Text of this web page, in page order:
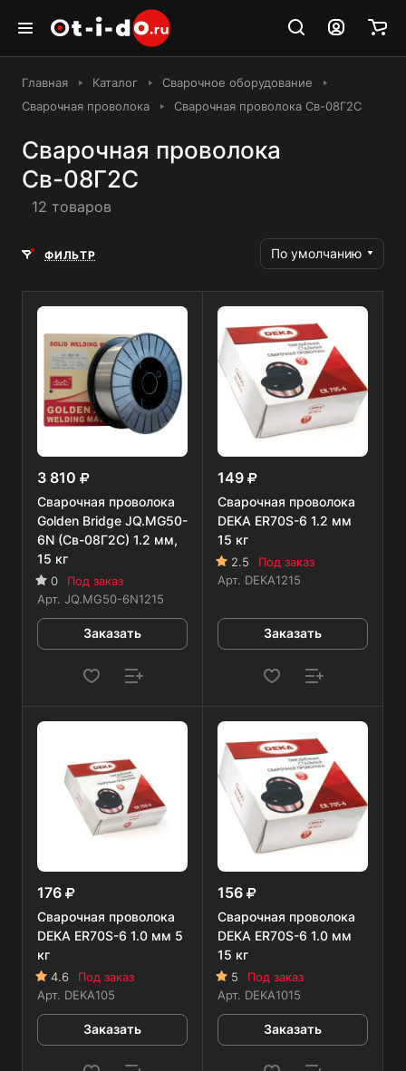
Главная Каталог
Сварочное оборудование
Сварочная проволока
Сварочная проволока Св-08Г2С
Сварочная проволока
Св-08Г2С
12 товаров
ФИЛЬТР По умолчанию
3 810
Сварочная проволока
Golden Bridge JQ.MG50-
6N (Св-08Г2С) 1.2 мм,
15 кг
0
Под заказ
Арт. JQ.MG50-6N1215
Заказать
149
Сварочная проволока
DEKA ER70S-6 1.2 мм
15 кг
2.5
Под заказ
Арт. DEKA1215
Заказать
176
Сварочная проволока
DEKA ER70S-6 1.0 мм 5
кг
4.6
Под заказ
Арт. DEKA105
Заказать
156
Сварочная проволока
DEKA ER70S-6 1.0 мм
15 кг
5
Под заказ
Арт. DEKA1015
Заказать